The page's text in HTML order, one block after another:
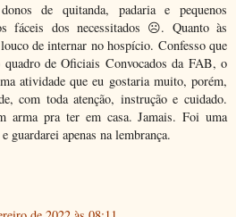
de quitanda, padaria e pequenos
fáceis dos necessitados ☹️. Quanto às
de internar no hospício. Confesso que
quadro de Oficiais Convocados da FAB, o
atividade que eu gostaria muito, porém,
com toda atenção, instrução e cuidado.
arma pra ter em casa. Jamais. Foi uma
guardarei apenas na lembrança.